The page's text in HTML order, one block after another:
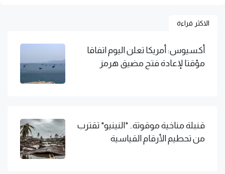
الاكثر قراءة
أكسيوس: أمريكا تعلن اليوم اتفاقا
مؤقتا لإعادة فتح مضيق هرمز
قنبلة مناخية موقوتة.. "النينيو" تقترب
من تحطيم الأرقام القياسية